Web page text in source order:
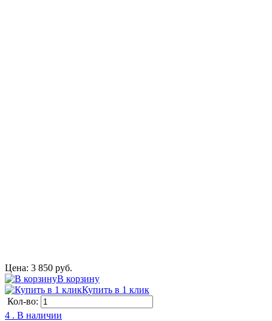
Цена: 3 850 руб.
В корзину
Купить в 1 клик
Кол-во:
4 . В наличии